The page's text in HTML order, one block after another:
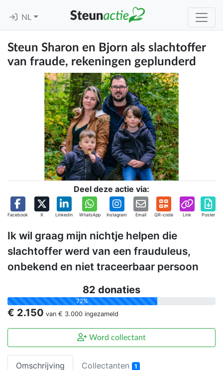
NL
Steun Sharon en Bjorn als slachtoffer
van fraude, rekeningen geplunderd
Deel deze actie via:
Facebook X Linkedin WhatsApp Instagram Email QR-code Link Poster
Ik wil graag mijn nichtje helpen die
slachtoffer werd van een frauduleus,
onbekend en niet traceerbaar persoon
82 donaties
72%
€ 2.150 van € 3.000 ingezameld
Word collectant
Omschrijving Collectanten 1